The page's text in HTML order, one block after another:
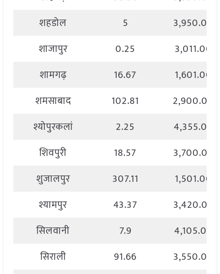
शहडोल
5
3,950.00
शाजापुर
0.25
3,011.00
शामगढ़
16.67
1,601.00
शमसाबाद
102.81
2,900.00
श्योपुरकलां
2.25
4,355.00
शिवपुरी
18.57
3,700.00
शुजालपुर
307.11
1,501.00
श्यामपुर
43.37
3,420.00
सिलवानी
7.9
4,105.00
सिराली
91.66
3,550.00